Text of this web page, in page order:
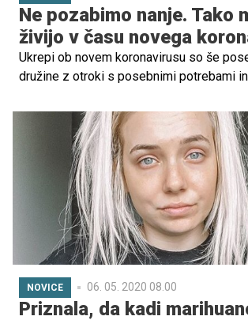
Ne pozabimo nanje. Tako
živijo v času novega
Ukrepi ob novem koronavirusu so še
družine z otroki s posebnimi potrebami
pri zdravstvenih storitvah, terapijah,
običajne dodatne pomoči. Pomislimo
staršem sicer zdravih otrok včasih težko.
NOVICE 06. 05. 2020 08.00
Priznala, da kadi